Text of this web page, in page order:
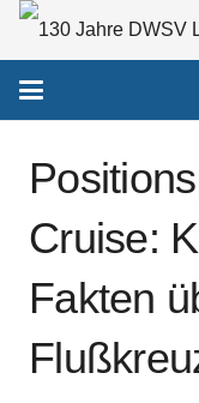
Cruise:
Fakten